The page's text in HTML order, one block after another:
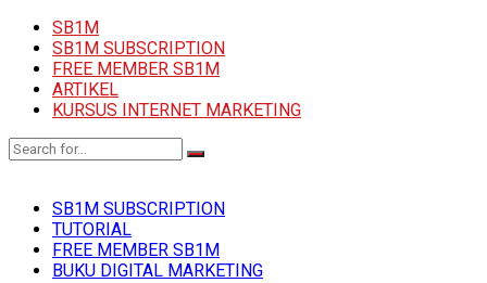
SB1M
SB1M SUBSCRIPTION
FREE MEMBER SB1M
ARTIKEL
KURSUS INTERNET MARKETING
SB1M SUBSCRIPTION
TUTORIAL
FREE MEMBER SB1M
BUKU DIGITAL MARKETING